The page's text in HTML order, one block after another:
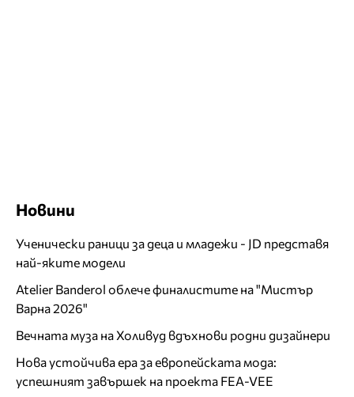
Новини
Ученически раници за деца и младежи - JD представя
най-яките модели
Atelier Banderol облече финалистите на "Мистър
Варна 2026"
Вечната муза на Холивуд вдъхнови родни дизайнери
Нова устойчива ера за европейската мода:
успешният завършек на проекта FEA-VEE